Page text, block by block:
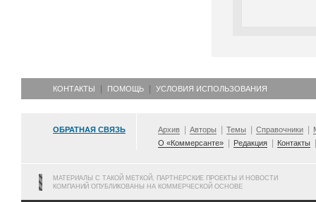
КОНТАКТЫ ПОМОЩЬ УСЛОВИЯ ИСПОЛЬЗОВАНИЯ
ОБРАТНАЯ СВЯЗЬ Архив Авторы Темы Справочники
О «Коммерсанте»
Редакция Контакты
МАТЕРИАЛЫ С ТАКОЙ МЕТКОЙ, ПАРТНЕРСКИЕ ПРОЕКТЫ И НОВОСТИ
КОМПАНИЙ ОПУБЛИКОВАНЫ НА КОММЕРЧЕСКОЙ ОСНОВЕ